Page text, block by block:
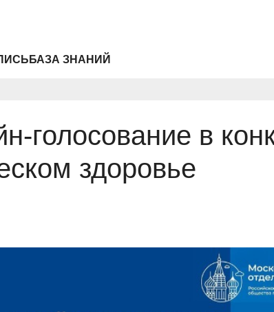
БАЗА ЗНАНИЙ
голосование в
здоровье